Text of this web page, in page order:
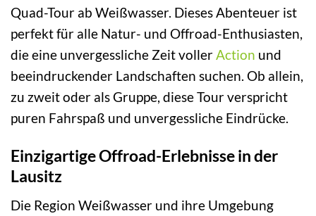
Quad-Tour ab Weißwasser. Dieses Abenteuer ist
perfekt für alle Natur- und Offroad-Enthusiasten,
die eine unvergessliche Zeit voller Action und
beeindruckender Landschaften suchen. Ob allein,
zu zweit oder als Gruppe, diese Tour verspricht
puren Fahrspaß und unvergessliche Eindrücke.
Einzigartige Offroad-Erlebnisse in der
Lausitz
Die Region Weißwasser und ihre Umgebung